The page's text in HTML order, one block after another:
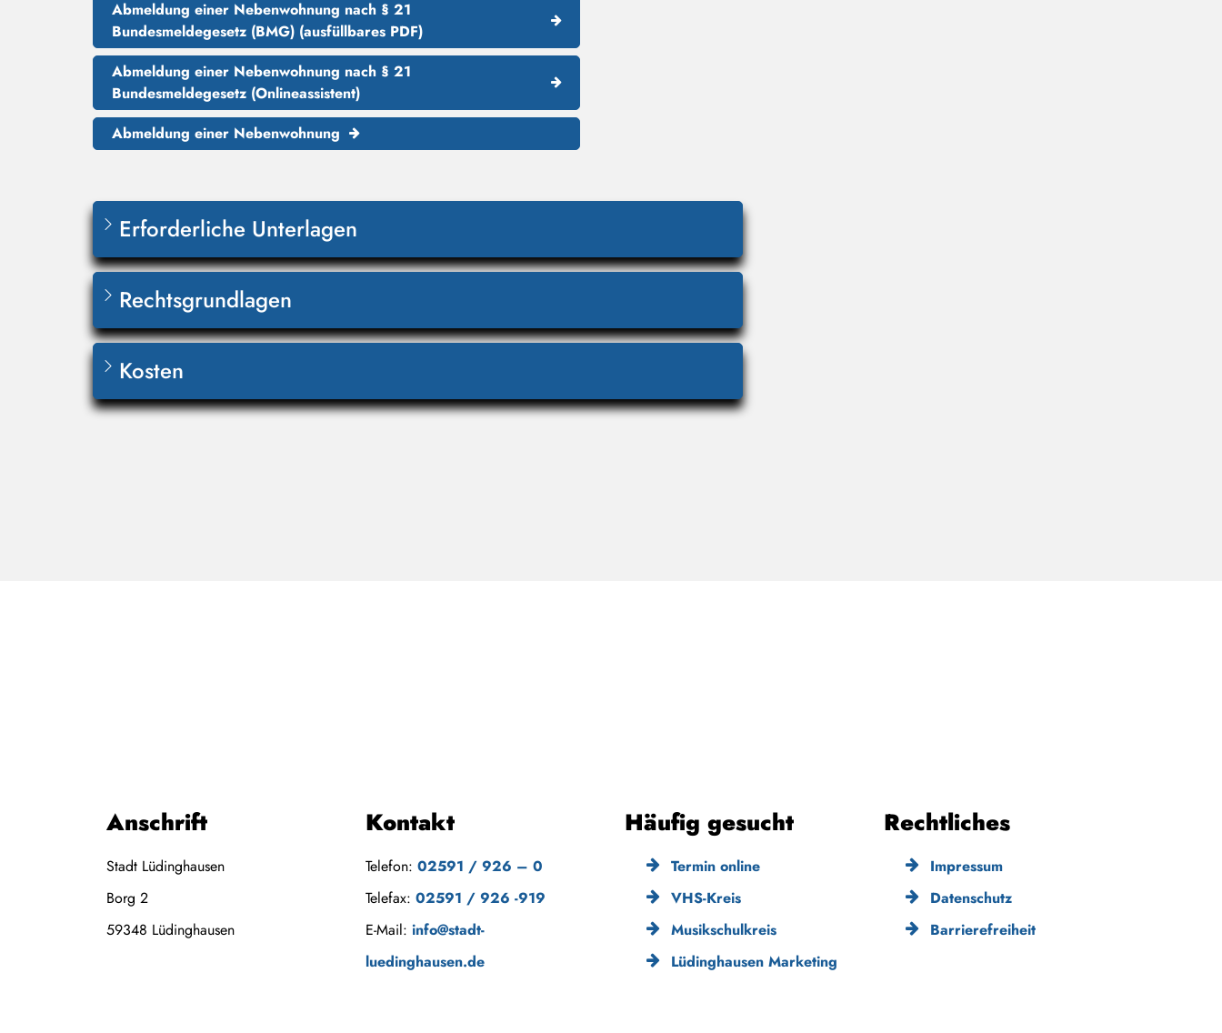
Abmeldung einer Nebenwohnung nach § 21
Bundesmeldegesetz (BMG) (ausfüllbares PDF)
Abmeldung einer Nebenwohnung nach § 21
Bundesmeldegesetz (Onlineassistent)
Abmeldung einer Nebenwohnung
Erforderliche Unterlagen
Rechtsgrundlagen
Kosten
Anschrift
Stadt Lüdinghausen
Borg 2
59348 Lüdinghausen
Kontakt
Telefon: 02591 / 926 – 0
Telefax: 02591 / 926 -919
E-Mail: info@stadt-
luedinghausen.de
Häufig gesucht
Termin online
VHS-Kreis
Musikschulkreis
Lüdinghausen Marketing
Rechtliches
Impressum
Datenschutz
Barrierefreiheit